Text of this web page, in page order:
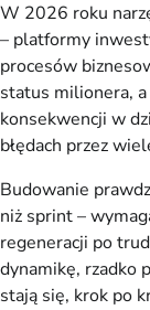
W 2026 roku
– platformy
procesów
status milionera,
konsekwencji w
błędach przez
Budowanie
niż sprint –
regeneracji po
dynamikę, rzadko
stają się, krok po